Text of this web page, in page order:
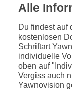
Alle
Du findest auf
kostenlosen
Schriftart
individuelle
oben auf
Vergiss auch
Yawnovision